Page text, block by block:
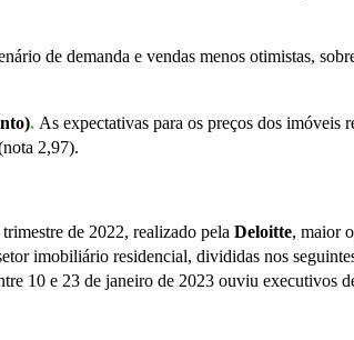
de demanda e vendas menos otimistas,
. As expectativas para os preços dos imóveis
2,97).
de 2022, realizado pela Deloitte, maior
imobiliário residencial, divididas nos
10 e 23 de janeiro de 2023 ouviu executivos